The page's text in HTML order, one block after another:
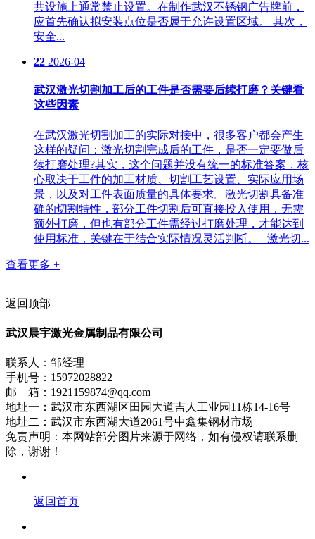
共设施上通常禁止设置。在制作武汉不锈钢广告牌前，
应首先确认拟安装点位是否属于允许设置区域。 其次，
安全...
22 2026-04
武汉激光切割加工后的工件是否需要后续打磨？关键看
这些因素
在武汉激光切割加工的实际对接中，很多客户都会产生
这样的疑问：激光切割完成后的工件，是否一定要做后
续打磨处理?其实，这个问题并没有统一的标准答案，核
心取决于工件的加工材质、切割工艺设置、实际应用场
景，以及对工件表面质量的具体要求。激光切割具备准
确的切割特性，部分工件切割后可直接投入使用，无需
额外打磨，但也有部分工件需经过打磨处理，才能达到
使用标准，关键在于结合实际情况灵活判断。 激光切...
查看更多 +
返回顶部
武汉晨宇激光金属制品有限公司
联系人：邹经理
手机号：15972028822
邮 箱：1921159874@qq.com
地址一：武汉市东西湖区田园大道吉人工业园11栋14-16号
地址二：武汉市东西湖大道2061号中鑫集钢材市场
免责声明：本网站部分图片来源于网络，如有侵权请联系删
除，谢谢！
返回首页